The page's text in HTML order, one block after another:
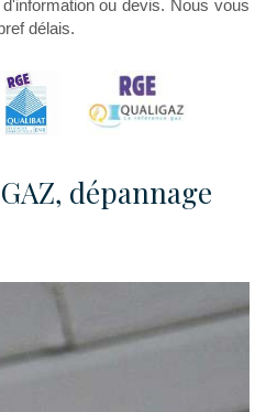
ou devis. Nous vous
délais.
dépannage